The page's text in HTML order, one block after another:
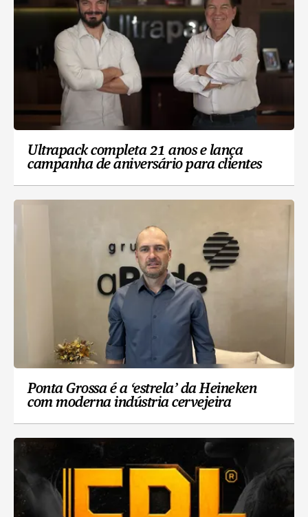
Ultrapack completa 21 anos e lança
campanha de aniversário para clientes
Ponta Grossa é a ‘estrela’ da Heineken
com moderna indústria cervejeira